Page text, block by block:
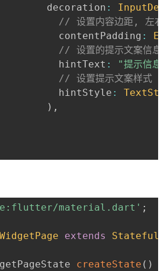
decoration
:
// 设置内容边距, 左右
contentPadding
:
// 设置的提示文案信息
hintText
:
"提示信息"
// 设置提示文案样式
hintStyle
:
) ,
material.dart' ;
extends
createState ( )